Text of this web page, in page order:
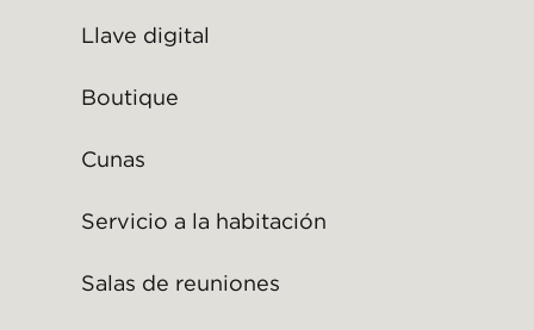
Llave digital
Boutique
Cunas
Servicio a la habitación
Salas de reuniones